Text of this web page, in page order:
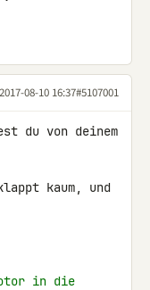
2017-08-10 16:37#5107001
du von deinem
kaum, und
in die